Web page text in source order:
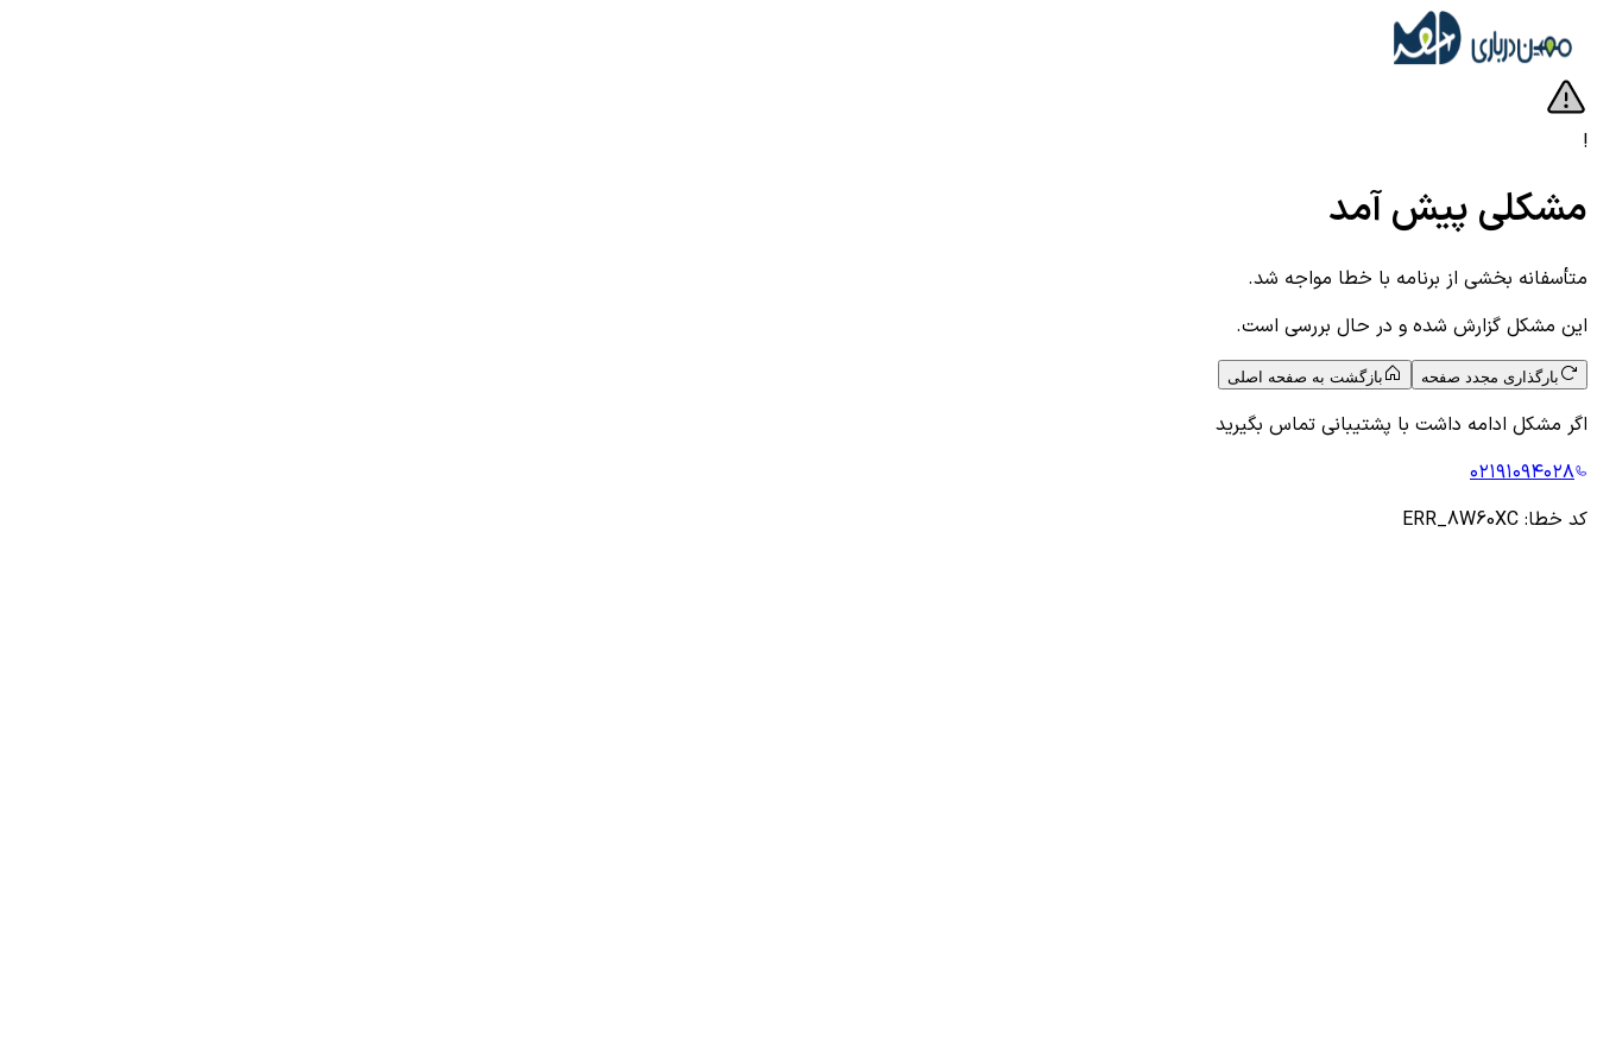
!
مشکلی پیش آمد
متأسفانه بخشی از برنامه با خطا مواجه شد.
این مشکل گزارش شده و در حال بررسی است.
بارگذاری مجدد صفحه بازگشت به صفحه اصلی
اگر مشکل ادامه داشت با پشتیبانی تماس بگیرید
۰۲۱۹۱۰۹۴۰۲۸
کد خطا: ERR_8W60XC